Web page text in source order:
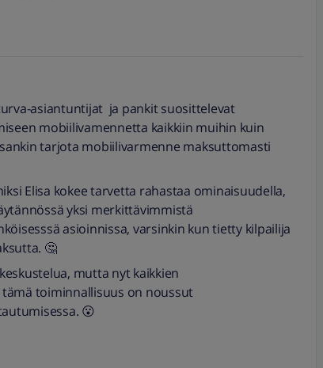
asiantuntijat ja pankit suosittelevat
mobiilivamennetta kaikkiin muihin kuin
tarjota mobiilivarmenne maksuttomasti
Elisa kokee tarvetta rahastaa ominaisuudella,
yksi merkittävimmistä
asioinnissa, varsinkin kun tietty kilpailija
🤔
mutta nyt kaikkien
toiminnallisuus on noussut
😮